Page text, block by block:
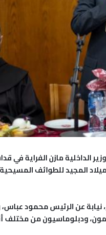
الداخلية مازن الفراية
المجيد للطوائف
عن الرئيس محمود
ودبلوماسيون من مختلف